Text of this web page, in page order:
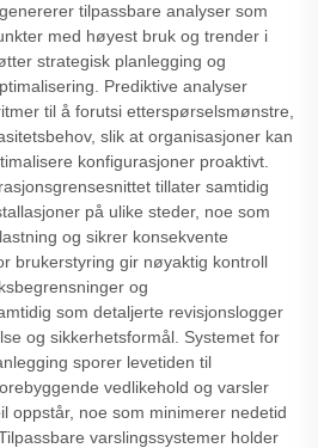
tilpassbare analyser som
med høyest bruk og trender i
strategisk planlegging og
Prediktive analyser
til å forutsi etterspørselsmønstre,
slik at organisasjoner kan
konfigurasjoner proaktivt.
tillater samtidig
på ulike steder, noe som
og sikrer konsekvente
brukerstyring gir nøyaktig kontroll
og
som detaljerte revisjonslogger
og sikkerhetsformål. Systemet for
sporer levetiden til
vedlikehold og varsler
oppstår, noe som minimerer nedetid
varslingssystemer holder